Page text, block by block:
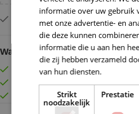
Op voorraad
Waarom kopen bij de Wolkast?
Lage verzendkosten vanaf € 4,99
Gratis verzonden vanaf €55,-
Vóór 16:30 besteld = Zelfde
informatie over uw gebruik
met onze advertentie- en
die deze kunnen
informatie die u aan hen
die zij hebben verzameld
van hun diensten.
Strikt
noodzakelijk
Prestatie